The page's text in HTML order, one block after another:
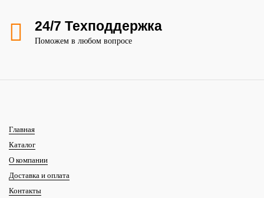
24/7 Техподдержка
Поможем в любом вопросе
Главная
Каталог
О компании
Доставка и оплата
Контакты